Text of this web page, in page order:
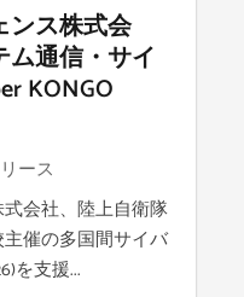
ンス株式会
通信・サイ
KONGO
ース
会社、陸上自衛隊
催の多国間サイバ
を支援...